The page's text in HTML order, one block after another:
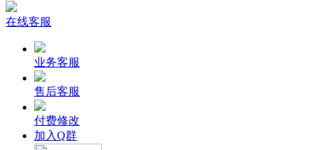
在线客服
业务客服
售后客服
付费修改
加入Q群